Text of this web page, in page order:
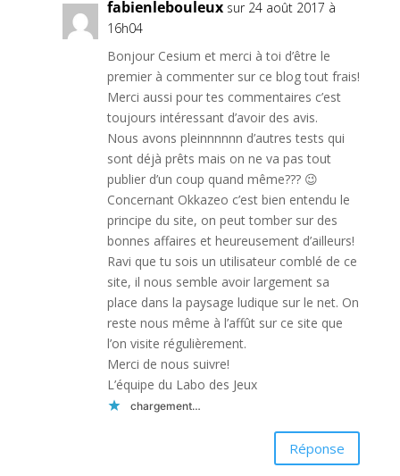
fabienlebouleux sur 24 août 2017 à
16h04
Bonjour Cesium et merci à toi d’être le
premier à commenter sur ce blog tout frais!
Merci aussi pour tes commentaires c’est
toujours intéressant d’avoir des avis.
Nous avons pleinnnnnn d’autres tests qui
sont déjà prêts mais on ne va pas tout
publier d’un coup quand même??? 😉
Concernant Okkazeo c’est bien entendu le
principe du site, on peut tomber sur des
bonnes affaires et heureusement d’ailleurs!
Ravi que tu sois un utilisateur comblé de ce
site, il nous semble avoir largement sa
place dans la paysage ludique sur le net. On
reste nous même à l’affût sur ce site que
l’on visite régulièrement.
Merci de nous suivre!
L’équipe du Labo des Jeux
chargement…
Réponse